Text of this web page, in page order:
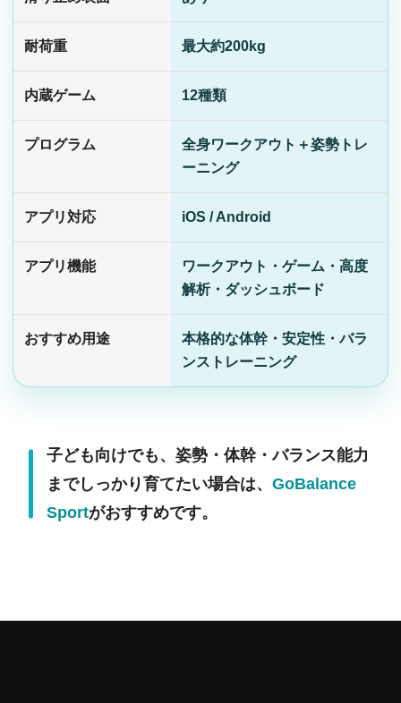
耐荷重 最大約200kg
内蔵ゲーム 12種類
プログラム
全身ワークアウト＋姿勢トレ
ーニング
アプリ対応 iOS / Android
アプリ機能
ワークアウト・ゲーム・高度
解析・ダッシュボード
おすすめ用途
本格的な体幹・安定性・バラ
ンストレーニング
子ども向けでも、姿勢・体幹・バランス能力
までしっかり育てたい場合は、 GoBalance
Sportがおすすめです。